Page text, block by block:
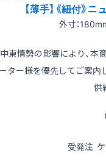
【薄手】《紐付
外寸：
東情勢の影響により、本
ター様を優先してご案内
供
受発注